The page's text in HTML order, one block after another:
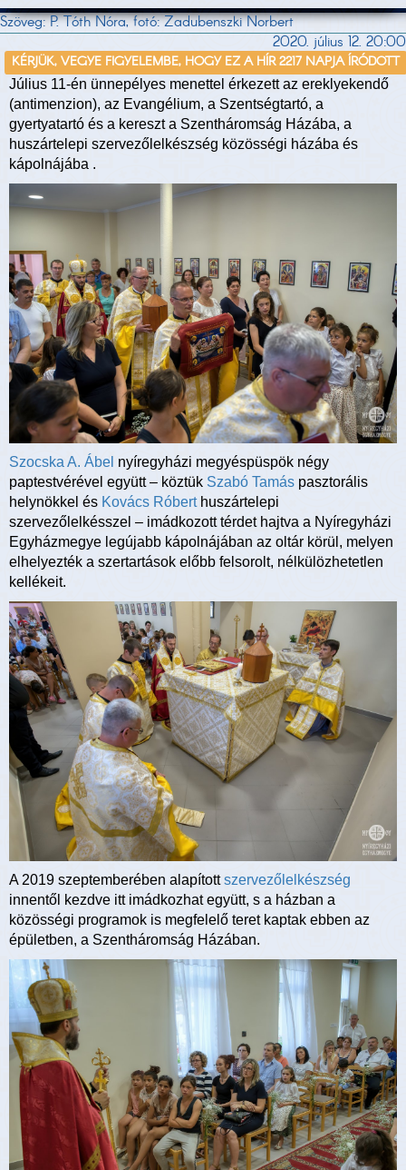
Szöveg: P. Tóth Nóra, fotó: Zadubenszki Norbert
2020. július 12. 20:00
KÉRJÜK, VEGYE FIGYELEMBE, HOGY EZ A HÍR 2217 NAPJA ÍRÓDOTT
Július 11-én ünnepélyes menettel érkezett az ereklyekendő
(antimenzion), az Evangélium, a Szentségtartó, a
gyertyatartó és a kereszt a Szentháromság Házába, a
huszártelepi szervezőlelkészség közösségi házába és
kápolnájába .
Szocska A. Ábel nyíregyházi megyéspüspök négy
paptestvérével együtt – köztük Szabó Tamás pasztorális
helynökkel és Kovács Róberthuszártelepi
szervezőlelkésszel – imádkozott térdet hajtva a Nyíregyházi
Egyházmegye legújabb kápolnájában az oltár körül, melyen
elhelyezték a szertartások előbb felsorolt, nélkülözhetetlen
kellékeit.
A 2019 szeptemberében alapítottszervezőlelkészség
innentől kezdve itt imádkozhat együtt, s a házban a
közösségi programok is megfelelő teret kaptak ebben az
épületben, a Szentháromság Házában.